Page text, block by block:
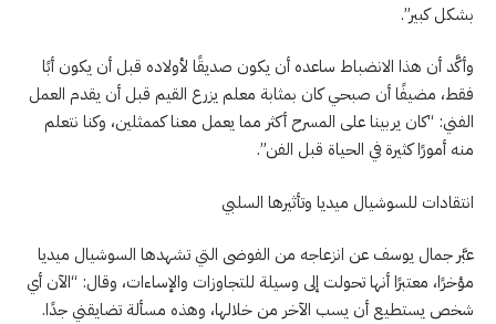
بشكل كبير”.
وأكَّد أن هذا الانضباط ساعده أن يكون صديقًا لأولاده قبل أن يكون أبًا
فقط، مضيفًا أن صبحي كان بمثابة معلم يزرع القيم قبل أن يقدم العمل
الفني: “كان يربينا على المسرح أكثر مما يعمل معنا كممثلين، وكنا نتعلم
منه أمورًا كثيرة في الحياة قبل الفن”.
انتقادات للسوشيال ميديا وتأثيرها السلبي
عبَّر جمال يوسف عن انزعاجه من الفوضى التي تشهدها السوشيال ميديا
مؤخرًا، معتبرًا أنها تحولت إلى وسيلة للتجاوزات والإساءات، وقال: “الآن أي
شخص يستطيع أن يسب الآخر من خلالها، وهذه مسألة تضايقني جدًا.